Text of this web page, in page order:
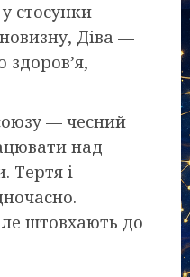
стосунки
новизну, Діва —
здоров’я,
— чесний
над
Тертя і
штовхають до